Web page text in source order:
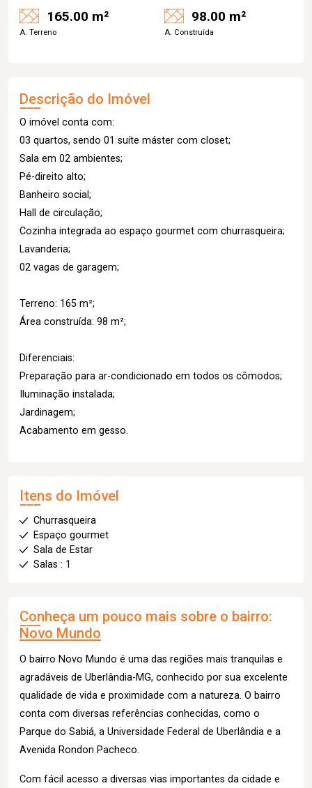
165.00 m²
A. Terreno
98.00 m²
A. Construída
Descrição do Imóvel
O imóvel conta com:
03 quartos, sendo 01 suíte máster com closet;
Sala em 02 ambientes;
Pé-direito alto;
Banheiro social;
Hall de circulação;
Cozinha integrada ao espaço gourmet com churrasqueira;
Lavanderia;
02 vagas de garagem;
Terreno: 165 m²;
Área construída: 98 m²;
Diferenciais:
Preparação para ar-condicionado em todos os cômodos;
Iluminação instalada;
Jardinagem;
Acabamento em gesso.
Itens do Imóvel
Churrasqueira
Espaço gourmet
Sala de Estar
Salas : 1
Conheça um pouco mais sobre o bairro:
Novo Mundo
O bairro Novo Mundo é uma das regiões mais tranquilas e
agradáveis de Uberlândia-MG, conhecido por sua excelente
qualidade de vida e proximidade com a natureza. O bairro
conta com diversas referências conhecidas, como o
Parque do Sabiá, a Universidade Federal de Uberlândia e a
Avenida Rondon Pacheco.
Com fácil acesso a diversas vias importantes da cidade e